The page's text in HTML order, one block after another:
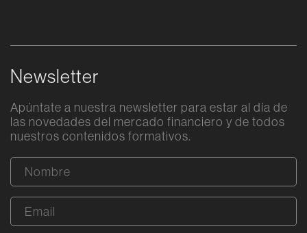
Newsletter
Apúntate a nuestra newsletter para estar al día de
las novedades del mercado financiero y de todos
nuestros contenidos formativos.